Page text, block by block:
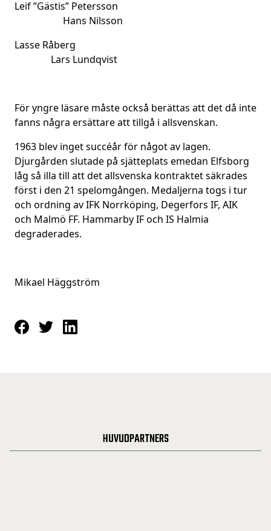
Leif ”Gästis” Petersson
Hans Nilsson
Lasse Råberg
Lars Lundqvist
För yngre läsare måste också berättas att det då inte
fanns några ersättare att tillgå i allsvenskan.
1963 blev inget succéår för något av lagen.
Djurgården slutade på sjätteplats emedan Elfsborg
låg så illa till att det allsvenska kontraktet säkrades
först i den 21 spelomgången. Medaljerna togs i tur
och ordning av IFK Norrköping, Degerfors IF, AIK
och Malmö FF. Hammarby IF och IS Halmia
degraderades.
Mikael Häggström
HUVUDPARTNERS